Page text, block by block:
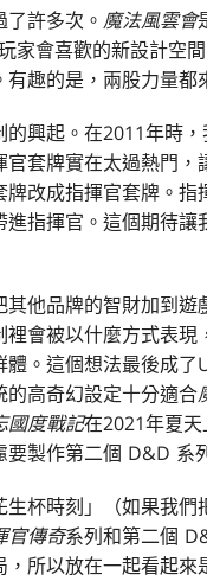
許多次。 魔法風雲會
家會喜歡的新設計空間
有趣的是，兩股力量
興起。在2011年時
套牌實在太過熱門
牌改成指揮官套牌。
指揮官。這個期待讓
其他品牌的智財加到
裡會被以什麼方式表
體。這個想法最後成
高奇幻設定十分適合
國度戰記在2021年夏
製作第二個 D&D 系
杯時刻」（如果我
官傳奇系列和第二個
所以放在一起看起